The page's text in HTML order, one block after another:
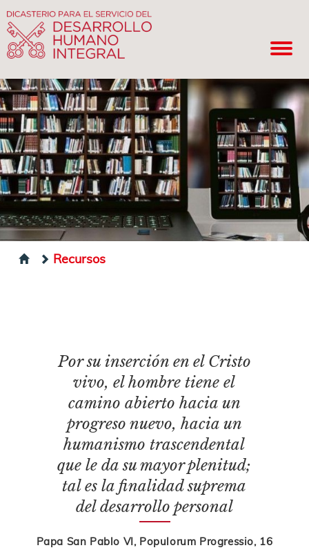
Recursos
Por su inserción en el Cristo
vivo, el hombre tiene el
camino abierto hacia un
progreso nuevo, hacia un
humanismo trascendental
que le da su mayor plenitud;
tal es la finalidad suprema
del desarrollo personal
Papa San Pablo VI, Populorum Progressio, 16